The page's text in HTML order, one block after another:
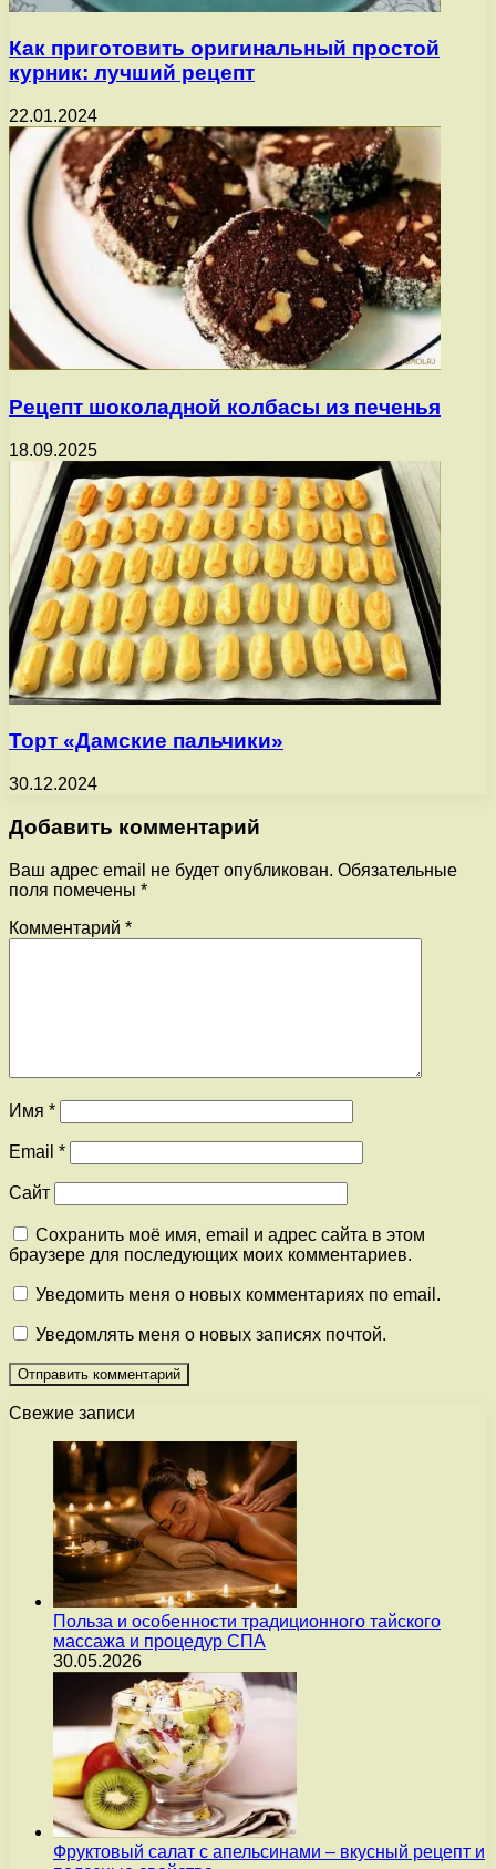
Как приготовить оригинальный простой
курник: лучший рецепт
22.01.2024
Рецепт шоколадной колбасы из печенья
18.09.2025
Торт «Дамские пальчики»
30.12.2024
Добавить комментарий
Ваш адрес email не будет опубликован. Обязательные
поля помечены *
Комментарий *
Имя *
Email *
Сайт
Сохранить моё имя, email и адрес сайта в этом
браузере для последующих моих комментариев.
Уведомить меня о новых комментариях по email.
Уведомлять меня о новых записях почтой.
Свежие записи
Польза и особенности традиционного тайского
массажа и процедур СПА
30.05.2026
Фруктовый салат с апельсинами – вкусный рецепт и